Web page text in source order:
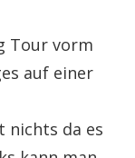
Tour vorm
auf einer
nichts da es